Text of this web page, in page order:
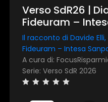
Verso SdR26 |
Fideuram –
Banking
Il racconto di Davide
Fideuram – Intesa
A cura di:
Serie: Verso SdR 2026